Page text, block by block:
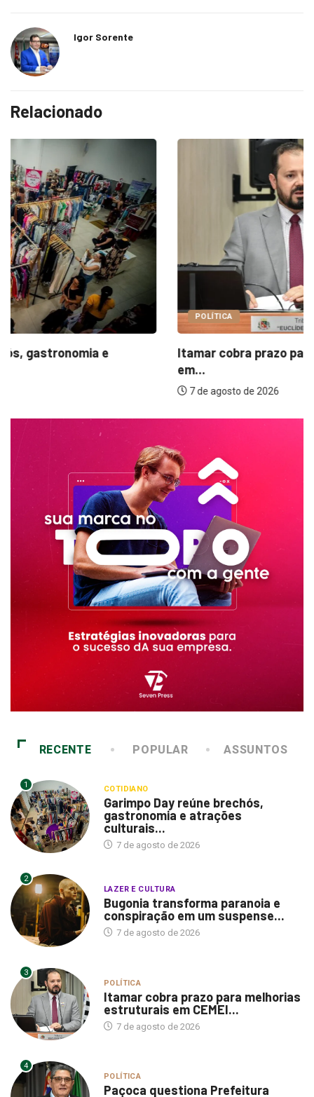
Igor Sorente
Relacionado
POLÍTICA
Itamar cobra prazo para melhorias estruturais
RECENTE POPULAR ASSUNTOS
1 COTIDIANO
Garimpo Day reúne brechós,
gastronomia e atrações
culturais...
7 de agosto de 2026
2
LAZER E CULTURA
Bugonia transforma paranoia e
conspiração em um suspense...
7 de agosto de 2026
3
POLÍTICA
Itamar cobra prazo para melhorias
estruturais em CEMEI...
7 de agosto de 2026
4
POLÍTICA
Paçoca questiona Prefeitura